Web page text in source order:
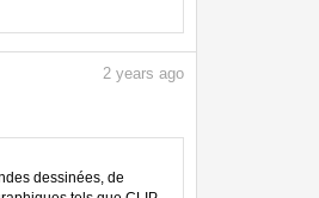
2 years ago
dessinées, de